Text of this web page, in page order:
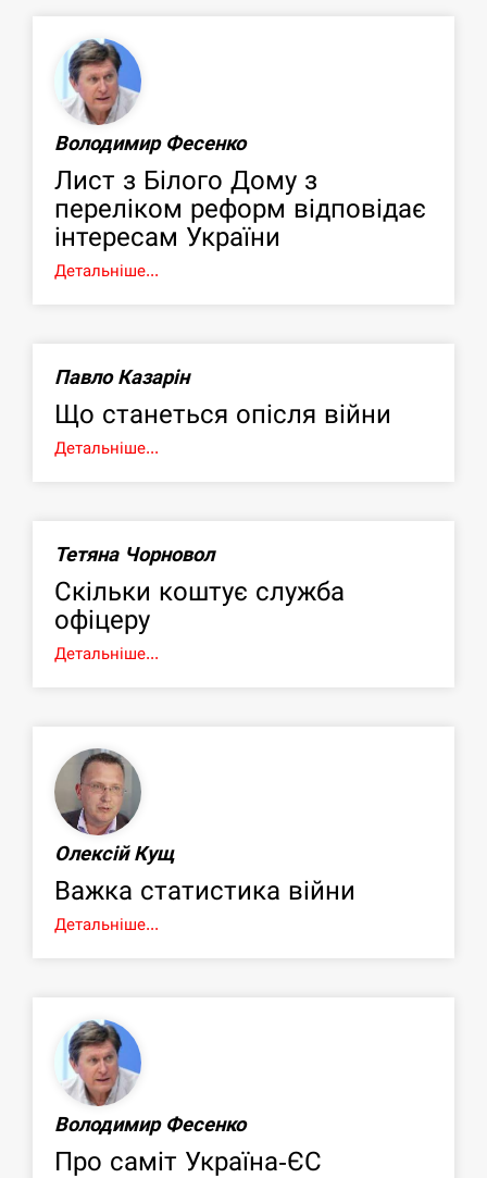
Володимир Фесенко
Лист з Білого Дому з
переліком реформ відповідає
інтересам України
Детальніше...
Павло Казарін
Що станеться опісля війни
Детальніше...
Тетяна Чорновол
Скільки коштує служба
офіцеру
Детальніше...
Олексій Кущ
Важка статистика війни
Детальніше...
Володимир Фесенко
Про саміт Україна-ЄС